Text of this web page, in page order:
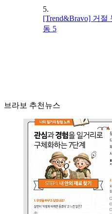
5.
[Trend&Bravo] 거절
동 5
브라보 추천뉴스